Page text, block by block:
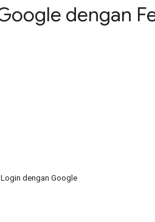
dengan
Login dengan Google